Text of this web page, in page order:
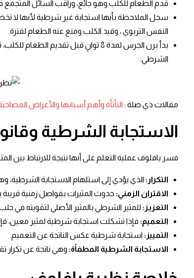
قدم الطعام للكلب وهو جائع، وراقب السائل المتجمع
سجل الملاحظة بأنها استجابة غير شرطية لأنها لا
النفس التربوي ، وقيد الكلب ومنع عنه الطعام لفترة.
بدأ برن الجرس لمدة 8 ثوانٍ قبل
الشرطي.
مقالات ذي صلة : التأتأة وأهم أسبابها والأعراض
الاستجابة الشرطية
فسر بافلوف عملية التعلم على أنها نتيجة للارتباط بين
التكرار: الذي يؤدي إلى استلهام الاستجابة الشرطية،
الاقتران الزمني: حدوث المثيرات بفواصل زمنية
التعزيز: للمثير الشرطي بالمثير الأصلي لتقويته في
التعميم: فإذا تشكلت استجابة شرطية لمثير معين،
التمييز: استجابة شرطية عكس الناتجة عن التعميم.
الاستجابة الشرطية المطفأة: وهي ناتجة عن تكرار